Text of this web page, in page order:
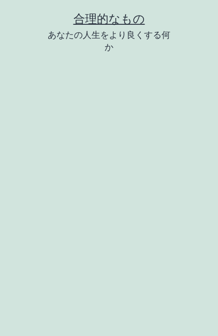
合理的なもの
あなたの人生をより良くする何
か